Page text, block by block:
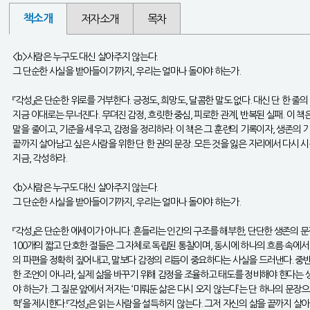
책소개 저자소개 목차
<b>사람은 누구도 대신 살아주지 않는다.
그 단순한 사실을 받아들이기까지, 우리는 얼마나 돌아야 하는가.
『각성』은 단순한 위로를 거부한다. 긍정도, 희망도, 달콤한 말도 없다. 대신 단 한 줄
지금 이대로는 무너진다. 무뎌진 감정, 흐릿한 중심, 피로한 관계, 반복된 실패. 이
말을 줄이고, 기준을 세우고, 감정을 정리하라. 이 책은 그 훈련의 기록이자, 생존의
끝까지 살아남고 싶은 사람을 위한 단 한 권의 문장. 모든 것을 잃은 자리에서 다시
지금, 각성하라.
<b>사람은 누구도 대신 살아주지 않는다.
그 단순한 사실을 받아들이기까지, 우리는 얼마나 돌아야 하는가.
『각성』은 단순한 에세이가 아니다. 흔들리는 인간의 구조를 해부한, 단단한 생존
100개의 짧고 단호한 절들은 그 자체로 독립된 통찰이며, 동시에 하나의 흐름 속에
의 파편을 정확히 짚어내고, 말보다 감정의 리듬이 중요하다는 사실을 드러낸다.
한 조언이 아니라, 실제 삶을 바꾸기 위해 감정을 조율하고 태도를 정비해야 한다는
야 하는가. 그 질문 앞에서 저자는 ‘미뤄둔 삶은 다시 오지 않는다’는 단 하나의 문
학’을 제시한다.『각성』은 읽는 사람을 설득하지 않는다. 그저 자신의 삶을 끝까지